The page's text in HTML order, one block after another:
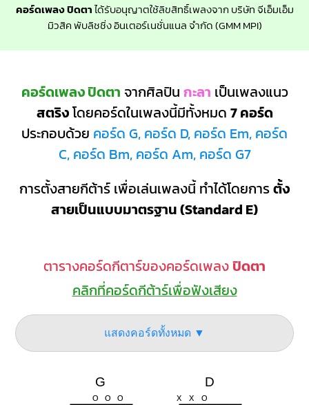
คอร์ดเพลง ปิดตาได้รับอนุญาตใช้ลิขสิทธิ์เพลงจาก บริษัท จีเอ็มเอ็ม
มิวสิค พับลิชชิ่ง อินเตอร์เนชั่นแนล จำกัด (GMM MPI)
คอร์ดเพลง ปิดตา จากศิลปิน กะลา เป็นเพลงแนว
สตริงโดยคอร์ดในเพลงนี้มีทั้งหมด 7 คอร์ด
ประกอบด้วย คอร์ด G, คอร์ด D, คอร์ด Em, คอร์ด
C, คอร์ด Bm, คอร์ด Am, คอร์ด G7
การตั้งสายกีต้าร์ เพื่อเล่นเพลงนี้ ทำได้โดยการตั้ง
สายเป็นแบบมาตรฐาน (Standard E)
ตารางคอร์ดกีตาร์ของคอร์ดเพลงปิดตา
คลิกที่คอร์ดกีต้าร์เพื่อฟังเสียง
แสดงคอร์ดทั้งหมด ▼
G
O O O
D
X X O